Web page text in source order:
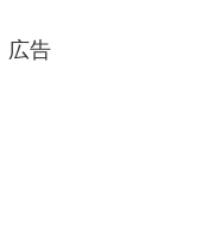
広告